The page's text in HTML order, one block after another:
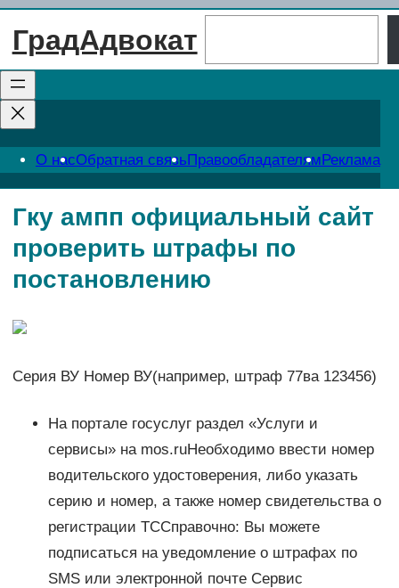
Перейти
ГрадАдвокат
О насОбратная связьПравообладателямРеклама
Гку ампп официальный сайт
проверить штрафы по
постановлению
Серия ВУ Номер ВУ(например, штраф 77ва 123456)
На портале госуслуг раздел «Услуги и
сервисы» на mos.ruНеобходимо ввести номер
водительского удостоверения, либо указать
серию и номер, а также номер свидетельства о
регистрации ТССправочно: Вы можете
подписаться на уведомление о штрафах по
SMS или электронной почте Сервис